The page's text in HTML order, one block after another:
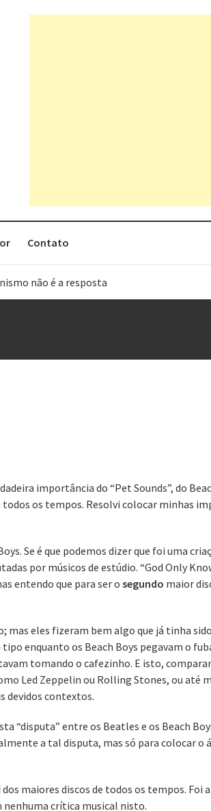
Contato
sucesso
à tristeza”
importância do “Pet Sounds”, do
os tempos. Resolvi colocar minhas
Se é que podemos dizer que foi uma
por músicos de estúdio. “God Only
entendo que para ser o segundo maior
mas eles fizeram bem algo que já tinha sido
enquanto os Beach Boys pegavam o
tomando o cafezinho. E isto,
Led Zeppelin ou Rolling Stones, ou até
devidos contextos.
“disputa” entre os Beatles e os Beach
a tal disputa, mas só para colocar o
maiores discos de todos os tempos. Foi
nenhuma crítica musical nisto.